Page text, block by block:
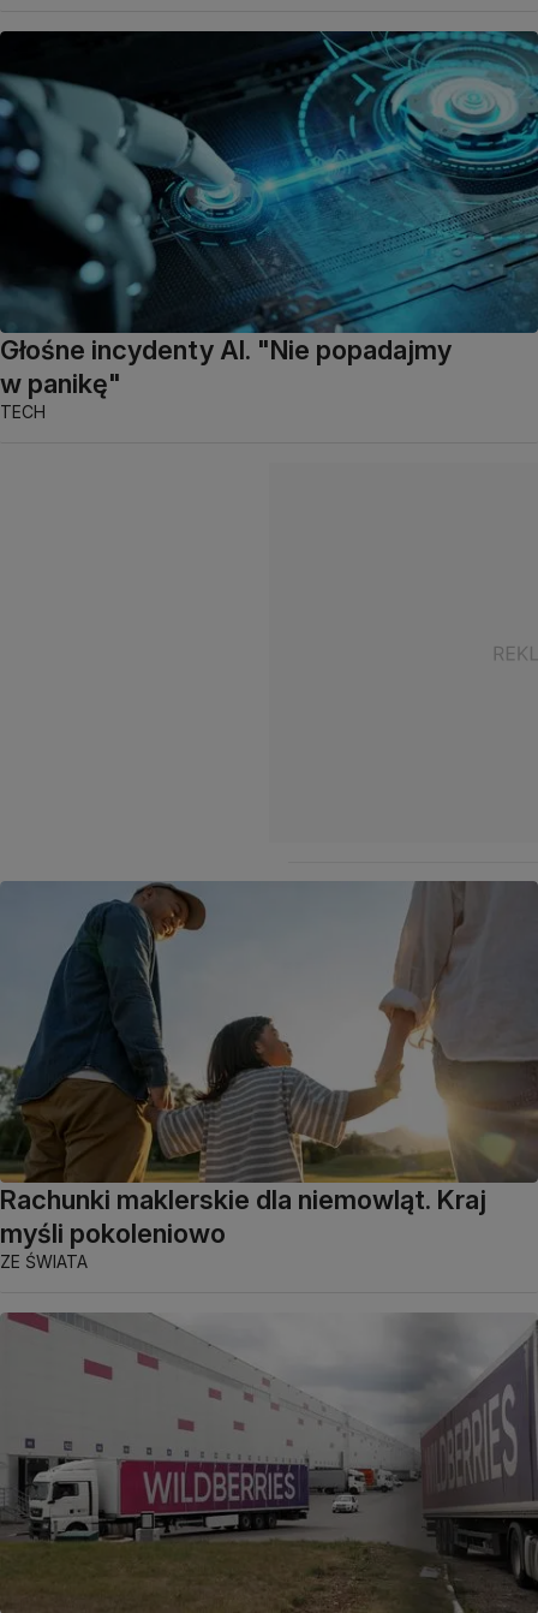
Głośne incydenty AI. "Nie popadajmy
w panikę"
TECH
Rachunki maklerskie dla niemowląt. Kraj
myśli pokoleniowo
ZE ŚWIATA